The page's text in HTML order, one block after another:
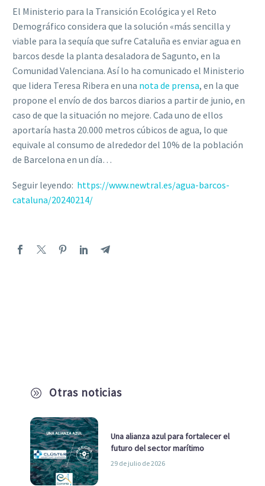
A Otras noticias
Una alianza azul para fortalecer el
futuro del sector marítimo
29 de julio de 2026
El Ministerio para la Transición Ecológica y el Reto
Demográfico considera que la solución «más sencilla y
viable para la sequía que sufre Cataluña es enviar agua en
barcos desde la planta desaladora de Sagunto, en la
Comunidad Valenciana. Así lo ha comunicado el Ministerio
que lidera Teresa Ribera en una nota de prensa, en la que
propone el envío de dos barcos diarios a partir de junio, en
caso de que la situación no mejore. Cada uno de ellos
aportaría hasta 20.000 metros cúbicos de agua, lo que
equivale al consumo de alrededor del 10% de la población
de Barcelona en un día…
Seguir leyendo: https://www.newtral.es/agua-barcos-
cataluna/20240214/